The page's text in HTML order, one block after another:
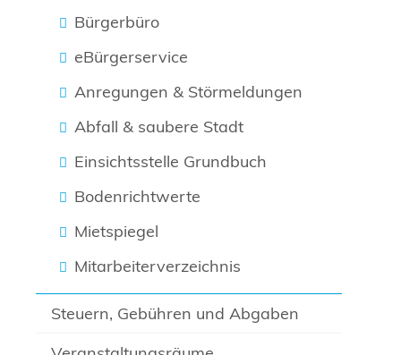
Bürgerbüro
eBürgerservice
Anregungen & Störmeldungen
Abfall & saubere Stadt
Einsichtsstelle Grundbuch
Bodenrichtwerte
Mietspiegel
Mitarbeiterverzeichnis
Steuern, Gebühren und Abgaben